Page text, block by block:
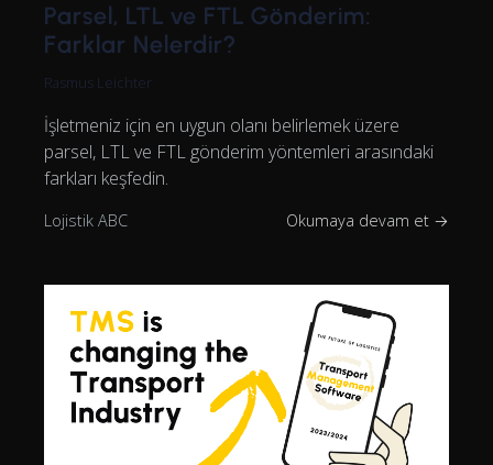
Parsel, LTL ve FTL Gönderim:
Farklar Nelerdir?
Rasmus Leichter
İşletmeniz için en uygun olanı belirlemek üzere
parsel, LTL ve FTL gönderim yöntemleri arasındaki
farkları keşfedin.
Lojistik ABC Okumaya devam et →